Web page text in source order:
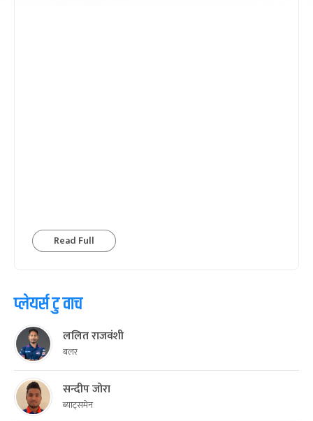
Read Full
प्लेयर्स टु वाच
ललित राजवंशी
बलर
सन्दीप जोरा
ब्याट्समेन